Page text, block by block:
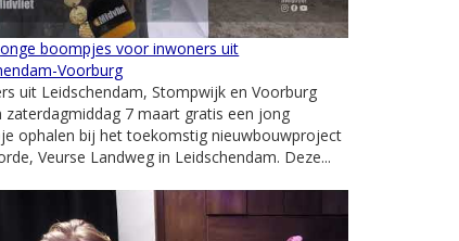
boompjes voor inwoners uit
Voorburg
uit Leidschendam, Stompwijk en Voorburg
zaterdagmiddag 7 maart gratis een jong
ophalen bij het toekomstig nieuwbouwproject
Veurse Landweg in Leidschendam. Deze...